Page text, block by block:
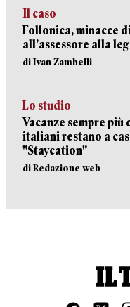
Il caso
Follonica, minacce
all’assessore alla
di Ivan Zambelli
Lo studio
Vacanze sempre
italiani restano a
"Staycation"
di Redazione web